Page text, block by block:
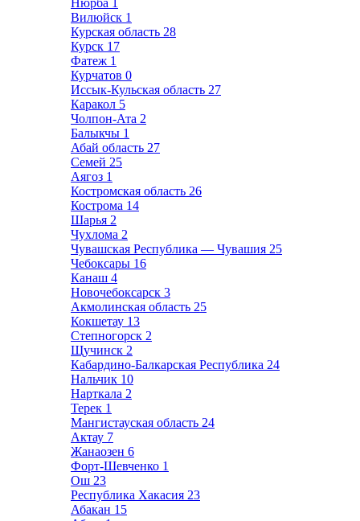
Нюрба 1
Вилюйск 1
Курская область 28
Курск 17
Фатеж 1
Курчатов 0
Иссык-Кульская область 27
Каракол 5
Чолпон-Ата 2
Балыкчы 1
Абай область 27
Семей 25
Аягоз 1
Костромская область 26
Кострома 14
Шарья 2
Чухлома 2
Чувашская Республика — Чувашия 25
Чебоксары 16
Канаш 4
Новочебоксарск 3
Акмолинская область 25
Кокшетау 13
Степногорск 2
Щучинск 2
Кабардино-Балкарская Республика 24
Нальчик 10
Нарткала 2
Терек 1
Мангистауская область 24
Актау 7
Жанаозен 6
Форт-Шевченко 1
Ош 23
Республика Хакасия 23
Абакан 15